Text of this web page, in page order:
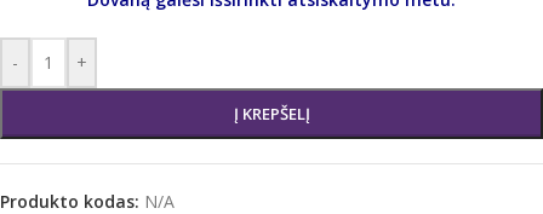
- +
Į KREPŠELĮ
Produkto kodas: N/A